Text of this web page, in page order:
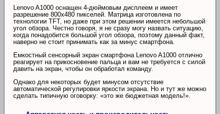
Lenovo A1000 оснащен 4-дюймовым дисплеем и имеет
разрешение 800х480 пикселей. Матрица изготовлена по
технологии TFT, но даже при этом решении имеется небольшой
угол обзора. Честно говоря, я не сразу могу назвать ситуацию,
когда понадобится большой угол обзора, поэтому данный факт,
наверно не стоит принимать как за минус смартфона.
Емкостный сенсорный экран смартфона Lenovo A1000 отлично
реагирует на прикосновение пальца и вам не требуется с силой
давить на экран, чтобы он обработал команду.
Однако для некоторых будет минусом отсутствие
автоматической регулировки яркости экрана. Но и тут же можно
сделать типичную оговорку: «это же бюджетная модель!».